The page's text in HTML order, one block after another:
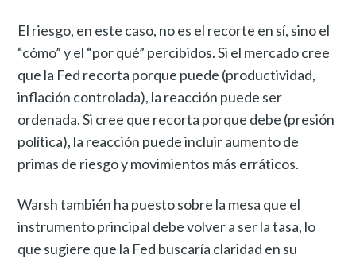
El riesgo, en este caso, no es el recorte en sí, sino el
“cómo” y el “por qué” percibidos. Si el mercado cree
que la Fed recorta porque puede (productividad,
inflación controlada), la reacción puede ser
ordenada. Si cree que recorta porque debe (presión
política), la reacción puede incluir aumento de
primas de riesgo y movimientos más erráticos.
Warsh también ha puesto sobre la mesa que el
instrumento principal debe volver a ser la tasa, lo
que sugiere que la Fed buscaría claridad en su